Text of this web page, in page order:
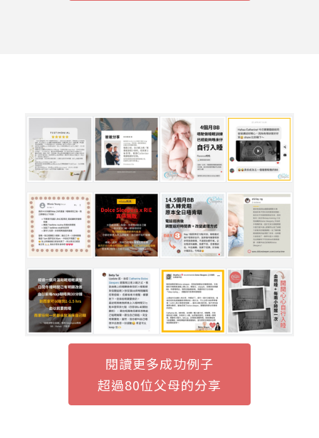
閱讀更多成功例子
超過80位父母的分享